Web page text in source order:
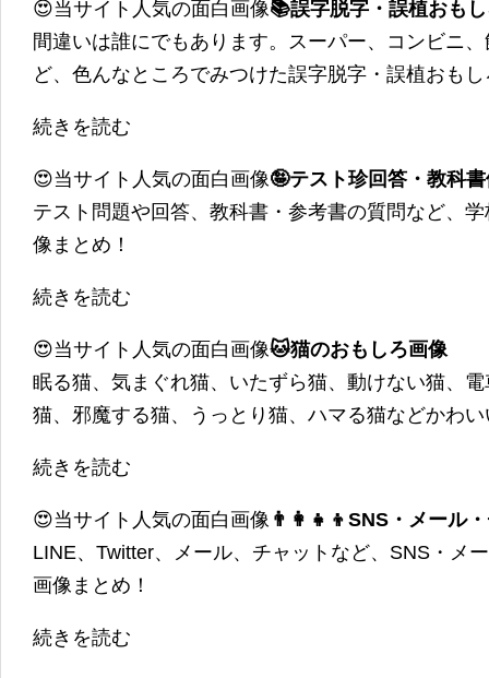
😍当サイト人気の面白画像📚誤字脱字・誤植おも
間違いは誰にでもあります。スーパー、コンビニ
ど、色んなところでみつけた誤字脱字・誤植おも
続きを読む
😍当サイト人気の面白画像🤪テスト珍回答・教科
テスト問題や回答、教科書・参考書の質問など、
像まとめ！
続きを読む
😍当サイト人気の面白画像🐱猫のおもしろ画像
眠る猫、気まぐれ猫、いたずら猫、動けない猫、
猫、邪魔する猫、うっとり猫、ハマる猫などかわ
続きを読む
😍当サイト人気の面白画像 👨‍👩‍👧‍👦SNS・メール
LINE、Twitter、メール、チャットなど、SNS・メ
画像まとめ！
続きを読む